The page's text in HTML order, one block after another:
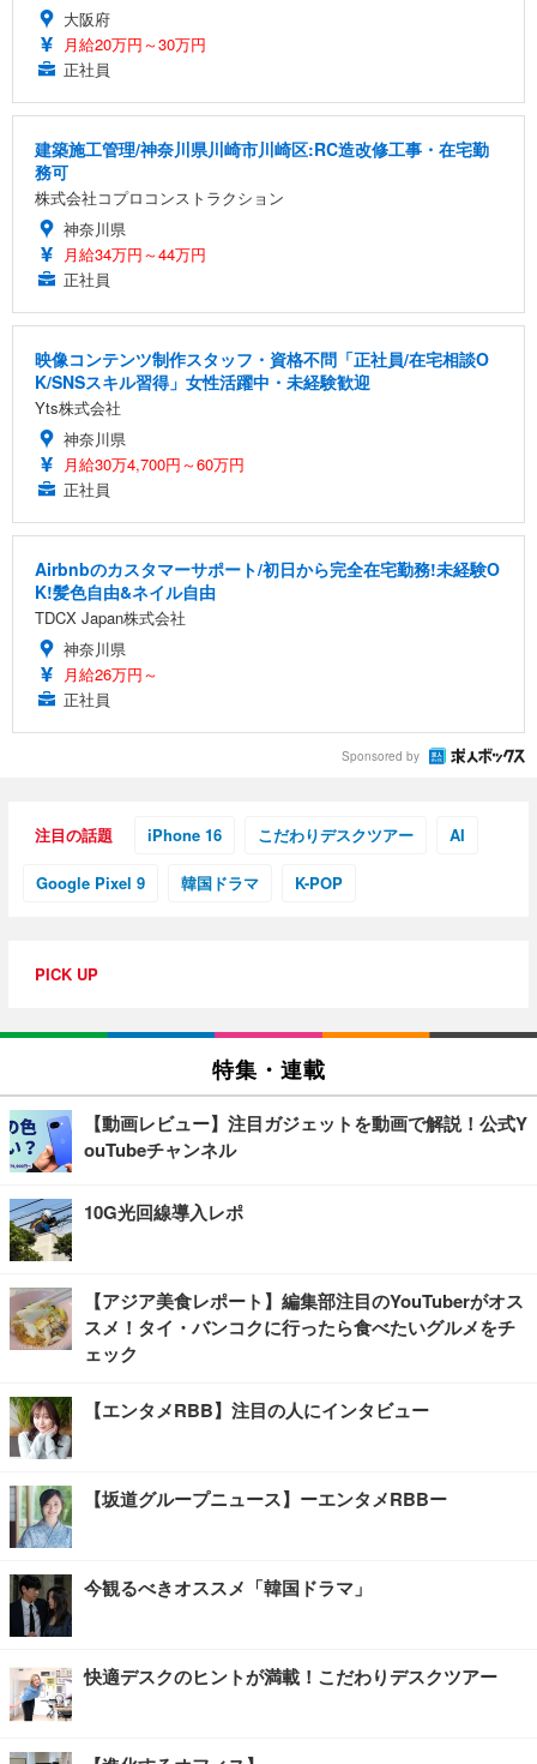
大阪府
月給20万円～30万円
正社員
建築施工管理/神奈川県川崎市川崎区:RC造改修工事・在宅勤
務可
株式会社コプロコンストラクション
神奈川県
月給34万円～44万円
正社員
映像コンテンツ制作スタッフ・資格不問「正社員/在宅相談O
K/SNSスキル習得」女性活躍中・未経験歓迎
Yts株式会社
神奈川県
月給30万4,700円～60万円
正社員
Airbnbのカスタマーサポート/初日から完全在宅勤務!未経験O
K!髪色自由&ネイル自由
TDCX Japan株式会社
神奈川県
月給26万円～
正社員
Sponsored by
注目の話題 iPhone 16 こだわりデスクツアー AI
Google Pixel 9 韓国ドラマ K-POP
PICK UP
特集・連載
【動画レビュー】注目ガジェットを動画で解説！公式Y
ouTubeチャンネル
10G光回線導入レポ
【アジア美食レポート】編集部注目のYouTuberがオス
スメ！タイ・バンコクに行ったら食べたいグルメをチ
ェック
【エンタメRBB】注目の人にインタビュー
【坂道グループニュース】ーエンタメRBBー
今観るべきオススメ「韓国ドラマ」
快適デスクのヒントが満載！こだわりデスクツアー